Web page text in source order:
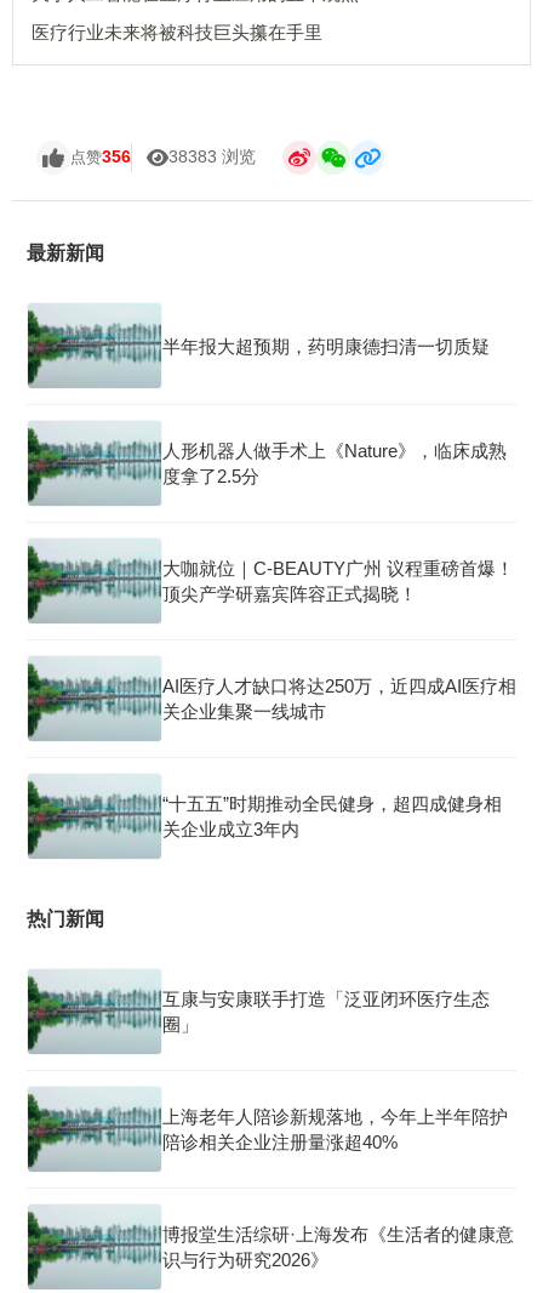
医疗行业未来将被科技巨头攥在手里
点赞356 38383 浏览
最新新闻
半年报大超预期，药明康德扫清一切质疑
人形机器人做手术上《Nature》，临床成熟
度拿了2.5分
大咖就位｜C-BEAUTY广州 议程重磅首爆！
顶尖产学研嘉宾阵容正式揭晓！
AI医疗人才缺口将达250万，近四成AI医疗相
关企业集聚一线城市
“十五五”时期推动全民健身，超四成健身相
关企业成立3年内
热门新闻
互康与安康联手打造「泛亚闭环医疗生态
圈」
上海老年人陪诊新规落地，今年上半年陪护
陪诊相关企业注册量涨超40%
博报堂生活综研·上海发布《生活者的健康意
识与行为研究2026》